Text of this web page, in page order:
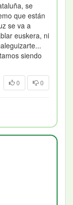
se
que están
se va a
euskera, ni
siendo
0 0